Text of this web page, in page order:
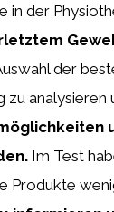
der
der
analysieren
Im Test
Produkte